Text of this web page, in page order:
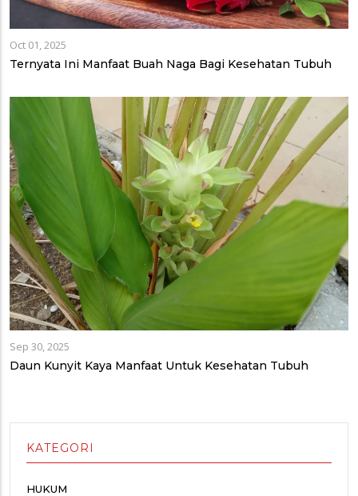
Oct 01, 2025
Ternyata Ini Manfaat Buah Naga Bagi Kesehatan Tubuh
Sep 30, 2025
Daun Kunyit Kaya Manfaat Untuk Kesehatan Tubuh
KATEGORI
HUKUM